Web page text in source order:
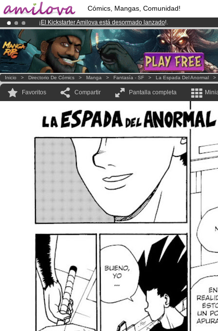
Cómics, Mangas, Comunidad!
¡ El Kickstarter Amilova está desormado lanzado!.
¡Ya tenemos 100000miembrosy 1000Cómics y Mangas!.
¡Conviertete en Premium por3.95 euros al mes!Hazte Premium ya
Inicio > Directorio De Cómics > Manga > Fantasía - SF > La Espada Del Anormal
Favoritos Compartir Pantalla completa